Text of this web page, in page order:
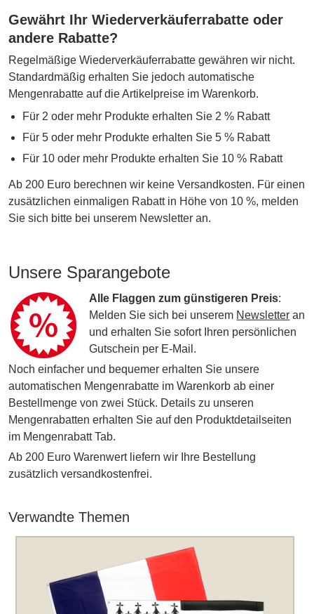
Gewährt Ihr Wiederverkäuferrabatte oder
andere Rabatte?
Regelmäßige Wiederverkäuferrabatte gewähren wir nicht.
Standardmäßig erhalten Sie jedoch automatische
Mengenrabatte auf die Artikelpreise im Warenkorb.
Für 2 oder mehr Produkte erhalten Sie 2 % Rabatt
Für 5 oder mehr Produkte erhalten Sie 5 % Rabatt
Für 10 oder mehr Produkte erhalten Sie 10 % Rabatt
Ab 200 Euro berechnen wir keine Versandkosten. Für einen
zusätzlichen einmaligen Rabatt in Höhe von 10 %, melden
Sie sich bitte bei unserem Newsletter an.
Unsere Sparangebote
Alle Flaggen zum günstigeren Preis:
Melden Sie sich bei unserem Newsletter an
und erhalten Sie sofort Ihren persönlichen
Gutschein per E-Mail.
Noch einfacher und bequemer erhalten Sie unsere
automatischen Mengenrabatte im Warenkorb ab einer
Bestellmenge von zwei Stück. Details zu unseren
Mengenrabatten erhalten Sie auf den Produktdetailseiten
im Mengenrabatt Tab.
Ab 200 Euro Warenwert liefern wir Ihre Bestellung
zusätzlich versandkostenfrei.
Verwandte Themen